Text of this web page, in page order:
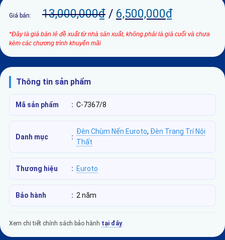
Giá bán: 13,000,000₫ / 6,500,000₫
*Đây là giá bán lẻ đề xuất từ nhà sản xuất, không phải là giá cuối và chưa
kèm các chương trình khuyến mãi
Thông tin sản phẩm
Mã sản phẩm : C-7367/8
Danh mục :
Đèn Chùm Nến Euroto, Đèn Trang Trí Nội
Thất
Thương hiệu : Euroto
Bảo hành : 2 năm
Xem chi tiết chính sách bảo hành tại đây.